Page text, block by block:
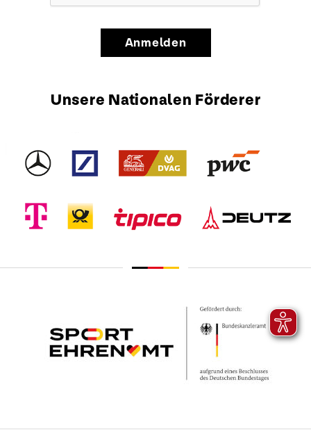
Anmelden
Unsere Nationalen Förderer